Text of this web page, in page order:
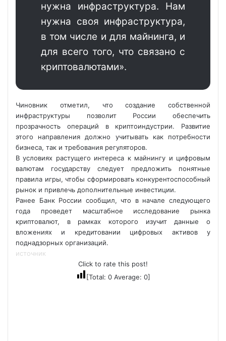
нужна инфраструктура. Нам
нужна своя инфраструктура,
в том числе и для майнинга, и
для всего того, что связано с
криптовалютами».
Чиновник отметил, что создание собственной
инфраструктуры позволит России обеспечить
прозрачность операций в криптоиндустрии. Развитие
этого направления должно учитывать как потребности
бизнеса, так и требования регуляторов.
В условиях растущего интереса к майнингу и цифровым
валютам государству следует предложить понятные
правила игры, чтобы сформировать конкурентоспособный
рынок и привлечь дополнительные инвестиции.
Ранее Банк России сообщил, что в начале следующего
года проведет масштабное исследование рынка
криптовалют, в рамках которого изучит данные о
вложениях и кредитовании цифровых активов у
поднадзорных организаций.
источник
Click to rate this post!
[Total: 0Average: 0]